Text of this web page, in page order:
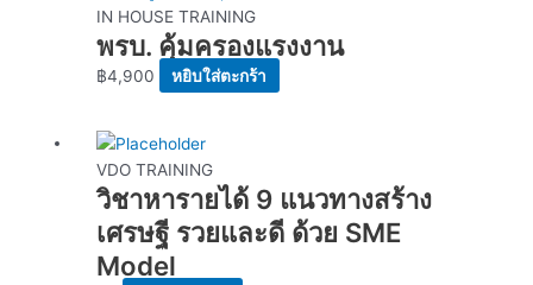
IN HOUSE TRAINING
พรบ. คุ้มครองแรงงาน
฿4,900 หยิบใส่ตะกร้า
VDO TRAINING
วิชาหารายได้ 9 แนวทางสร้าง
เศรษฐี รวยและดี ด้วย SME
Model